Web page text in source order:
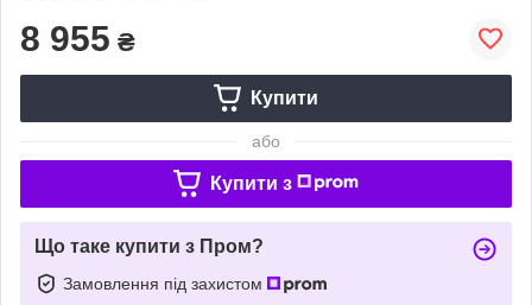
8 955 ₴
Купити
або
Купити з
Що таке купити з Пром?
Замовлення під захистом